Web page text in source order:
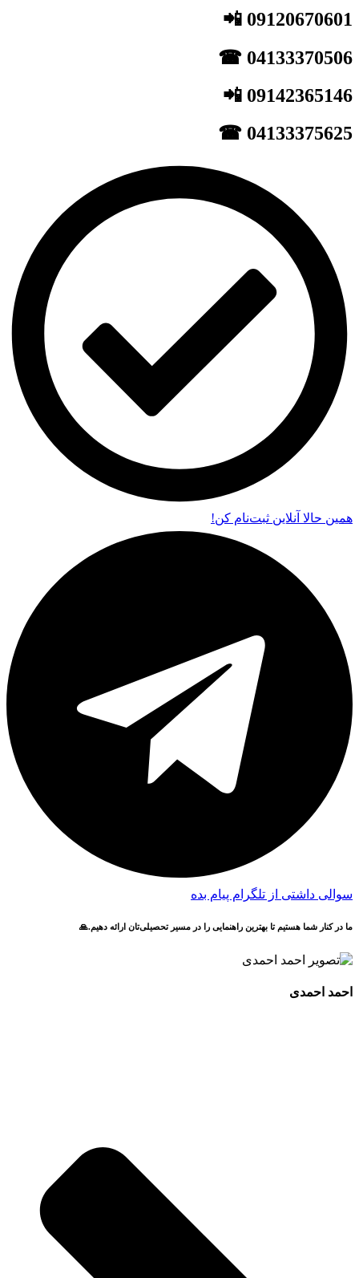
09120670601 📲
04133370506 ☎
09142365146 📲
04133375625 ☎
همین حالا آنلاین ثبت‌نام کن!
سوالی داشتی از تلگرام پیام بده
ما در کنار شما هستیم تا بهترین راهنمایی را در مسیر تحصیلی‌تان ارائه دهیم.🙏
احمد احمدی